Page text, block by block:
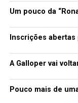
Um pouco da
Inscrições
A Galloper vai
Pouco mais de